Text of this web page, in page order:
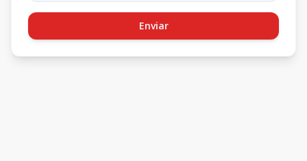
Enviar